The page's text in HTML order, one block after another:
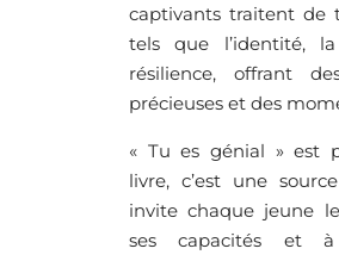
captivants traitent de
tels que l’identité,
résilience, offrant
précieuses et des
« Tu es génial » est
livre, c’est une
invite chaque jeune
ses capacités et à